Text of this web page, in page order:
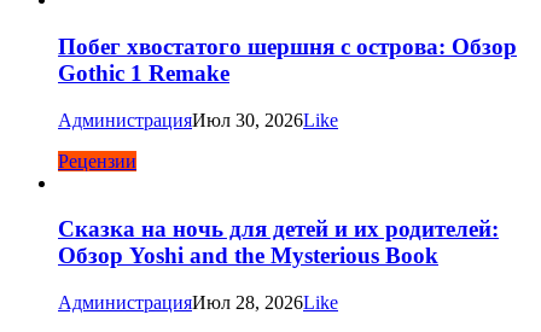
Побег хвостатого шершня с острова: Обзор
Gothic 1 Remake
АдминистрацияИюл 30, 2026Like
Рецензии
Сказка на ночь для детей и их родителей:
Обзор Yoshi and the Mysterious Book
АдминистрацияИюл 28, 2026Like